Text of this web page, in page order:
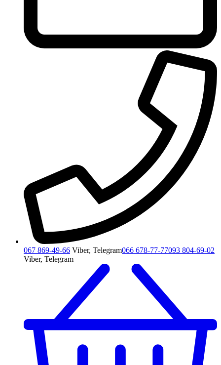
067 869-49-66 Viber, Telegram066 678-77-77093 804-69-02
Viber, Telegram